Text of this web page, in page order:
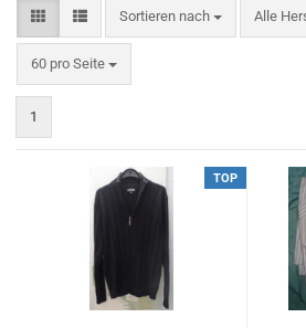
Sortieren nach
Sortieren nach Alle
60 pro Seite
pro Seite
1
TOP